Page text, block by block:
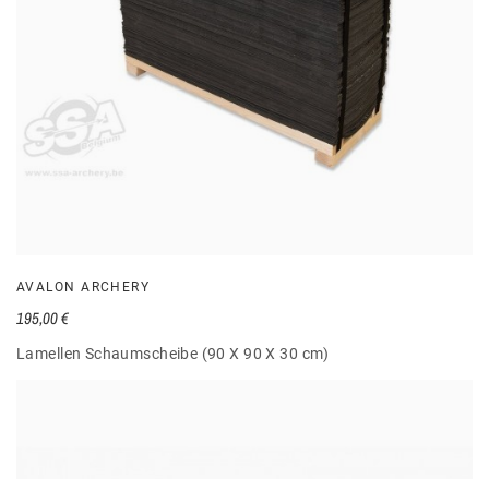
AVALON ARCHERY
Lamellen Schaumscheibe (90 X 90 X 30 cm)
195,00 €